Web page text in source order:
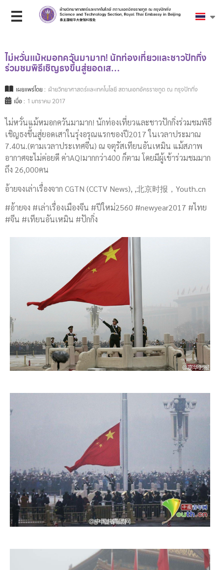
ไม่หวั่นแม้หมอกควันมามาก! นักท่องเที่ยวและชาวปักกิ่ง
ร่วมชมพิธีเชิญธงขึ้นสู่ยอดเส…
เผยแพร่โดย : ฝ่ายวิทยาศาสตร์และเทคโนโลยี สถานเอกอัครราชทูต ณ กรุงปักกิ่ง
เมื่อ : 1 มกราคม 2017
ไม่หวั่นแม้หมอกควันมามาก! นักท่องเที่ยวและชาวปักกิ่งร่วมชมพิธี
เชิญธงขึ้นสู่ยอดเสาในรุ่งอรุณแรกของปี2017 ในเวลาประมาณ
7.40น.(ตามเวลาประเทศจีน) ณ จตุรัสเทียนอันเหมิน แม้สภาพ
อากาศจะไม่ค่อยดี ค่าAQIมากกว่า400 ก็ตาม โดยมีผู้เข้าร่วมชมมาก
ถึง 26,000คน
อ้ายจงเล่าเรื่องจาก CGTN (CCTV News), ,北京时报，Youth.cn
#อ้ายจง #เล่าเรื่องเมืองจีน #ปีใหม่2560 #newyear2017 #ไทย
#จีน #เทียนอันเหมิน #ปักกิ่ง